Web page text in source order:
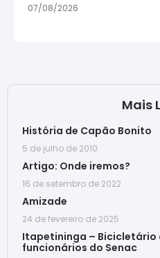
07/08/2026
Mais
História de Capão Bonito
5 de julho de 2010
Artigo: Onde iremos?
16 de setembro de 2022
Amizade
24 de fevereiro de 2025
Itapetininga – Bicicletário
funcionários do Senac